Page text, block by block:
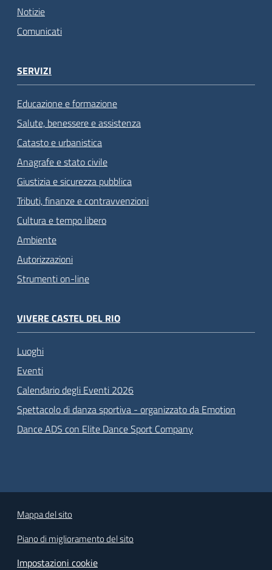
Notizie
Comunicati
SERVIZI
Educazione e formazione
Salute, benessere e assistenza
Catasto e urbanistica
Anagrafe e stato civile
Giustizia e sicurezza pubblica
Tributi, finanze e contravvenzioni
Cultura e tempo libero
Ambiente
Autorizzazioni
Strumenti on-line
VIVERE CASTEL DEL RIO
Luoghi
Eventi
Calendario degli Eventi 2026
Spettacolo di danza sportiva - organizzato da Emotion
Dance ADS con Elite Dance Sport Company
Mappa del sito
Piano di miglioramento del sito
Impostazioni cookie